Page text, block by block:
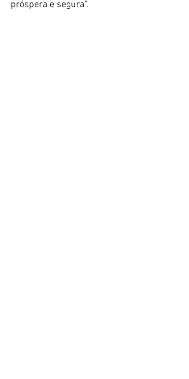
próspera e segura”.